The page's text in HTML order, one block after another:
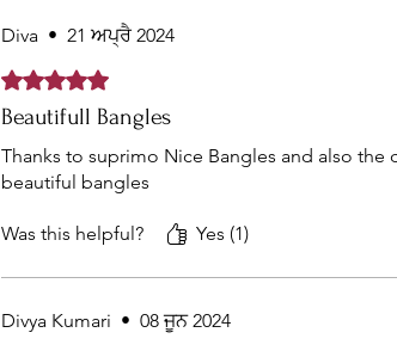
Diva • 21 ਅਪ੍ਰੈ 2024
Rated 5 out of 5 stars.
Beautifull Bangles
Thanks to suprimo Nice Bangles and also
beautiful bangles
Was this helpful? Yes (1)
Divya Kumari • 08 ਜੂਨ 2024